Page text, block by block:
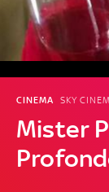
Mister
CINEMA SKY